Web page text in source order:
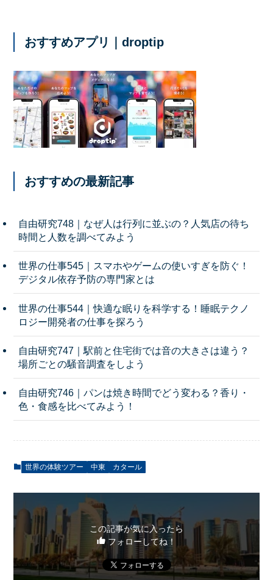
おすすめアプリ｜droptip
おすすめの最新記事
自由研究748｜なぜ人は行列に並ぶの？人気店の待ち
時間と人数を調べてみよう
世界の仕事545｜スマホやゲームの使いすぎを防ぐ！
デジタル依存予防の専門家とは
世界の仕事544｜快適な眠りを科学する！睡眠テクノ
ロジー開発者の仕事を探ろう
自由研究747｜駅前と住宅街では音の大きさは違う？
場所ごとの騒音調査をしよう
自由研究746｜パンは焼き時間でどう変わる？香り・
色・食感を比べてみよう！
世界の体験ツアー 中東 カタール
この記事が気に入ったら
フォローしてね！